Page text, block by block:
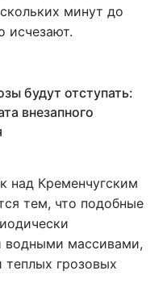
минут до
исчезают.
будут отступать:
внезапного
над Кременчугским
тем, что подобные
водными массивами,
теплых грозовых